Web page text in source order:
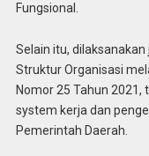
Fungsional.
Selain itu,
Struktur Organisasi
Nomor 25 Tahun
system kerja dan
Pemerintah Daerah.